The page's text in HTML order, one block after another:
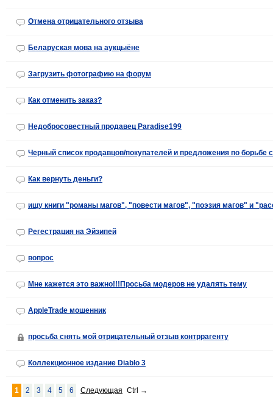
Отмена отрицательного отзыва
Беларуская мова на аукцыёне
Загрузить фотографию на форум
Как отменить заказ?
Недобросовестный продавец Paradise199
Черный список продавцов/покупателей и предложения по борьбе
Как вернуть деньги?
ищу книги "романы магов", "повести магов", "поэзия магов" и
Регестрация на Эйзипей
вопрос
Мне кажется это важно!!!Просьба модеров не удалять тему
AppleTrade мошенник
просьба снять мой отрицательный отзыв контррагенту
Коллекционное издание Diablo 3
1 2 3 4 5 6 Следующая Ctrl →